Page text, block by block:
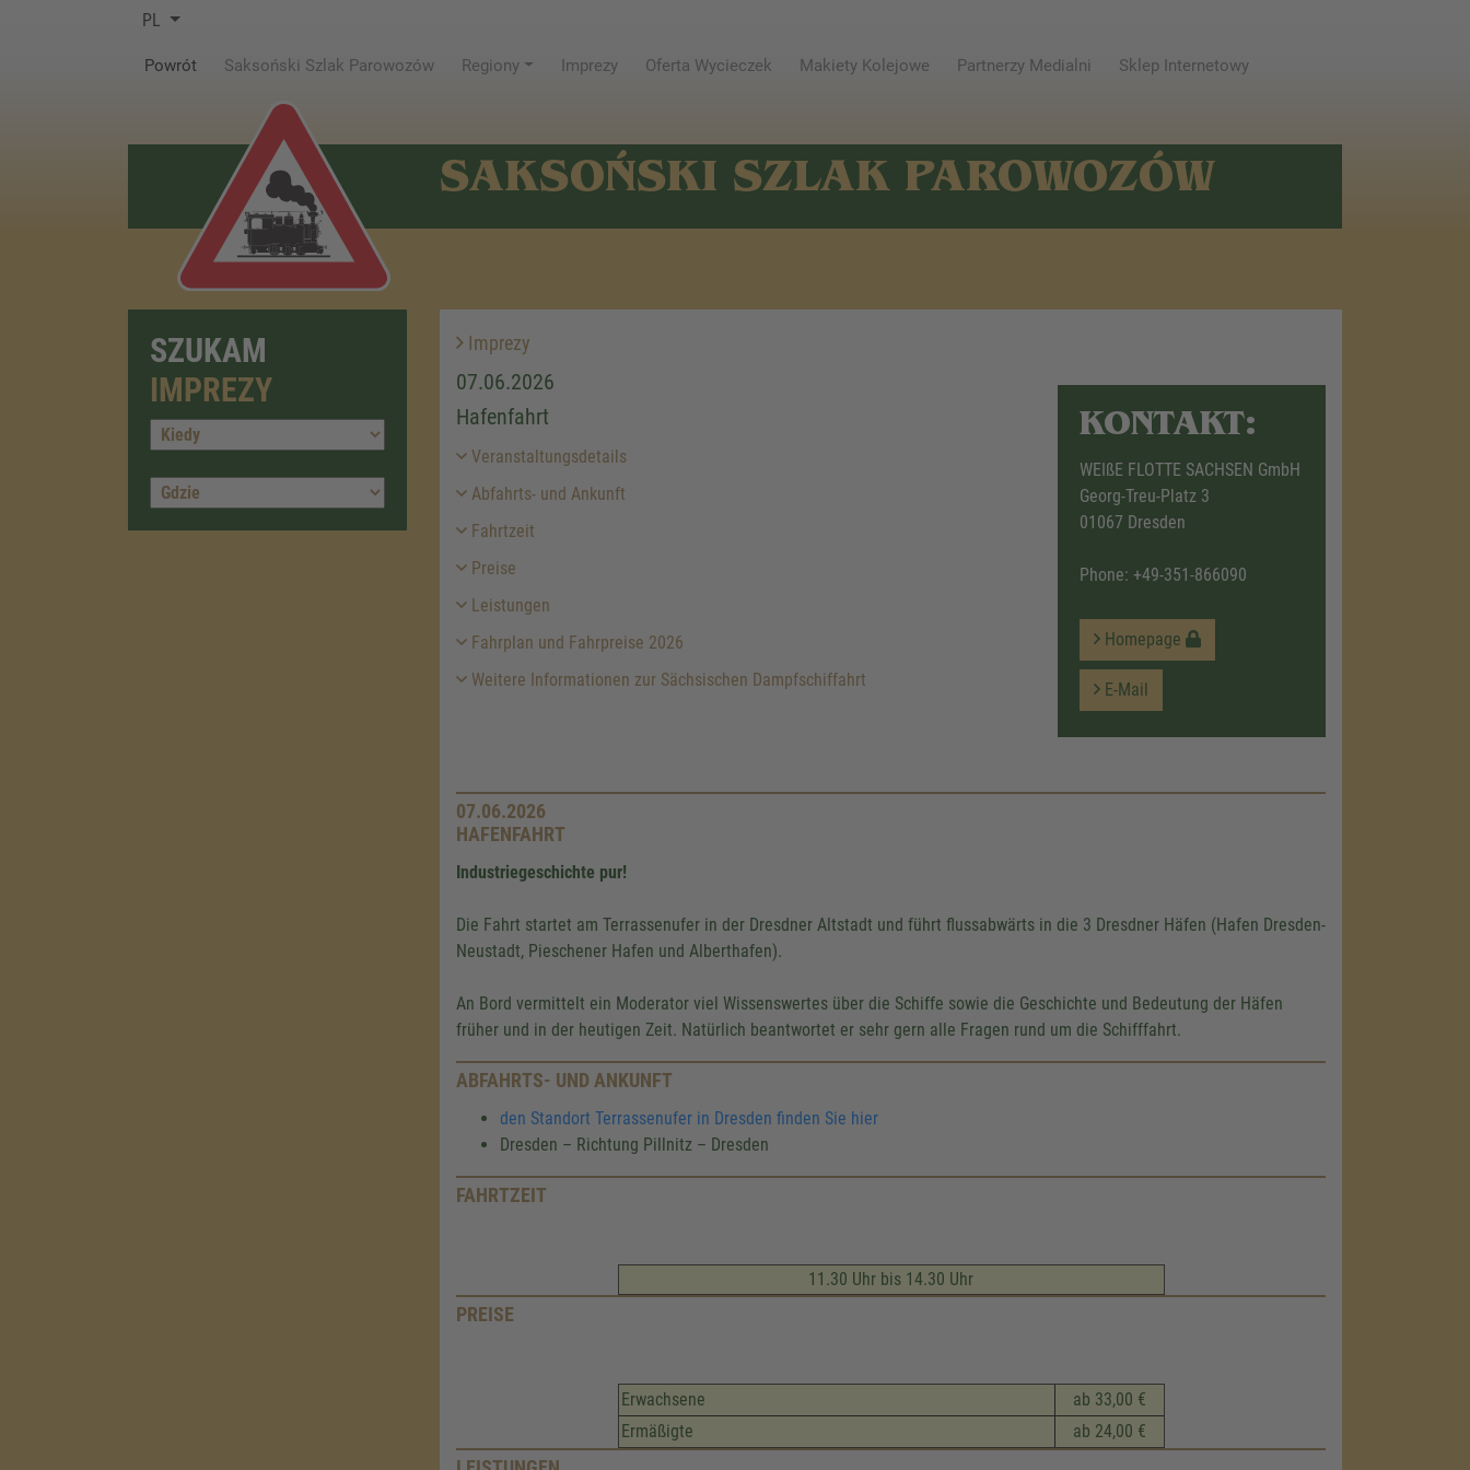
PL
Powrót (current)
Saksoński Szlak Parowozów Regiony Imprezy Oferta Wycieczek Makiety Kolejowe Partnerzy Medialni Sklep Internetowy
SAKSOŃSKI SZLAK PAROWOZÓW
SZUKAM
IMPREZY
Imprezy
07.06.2026
Hafenfahrt
Veranstaltungsdetails
Abfahrts- und Ankunft
Fahrtzeit
Preise
Leistungen
Fahrplan und Fahrpreise 2026
Weitere Informationen zur Sächsischen Dampfschiffahrt
KONTAKT:
WEIßE FLOTTE SACHSEN GmbH
Georg-Treu-Platz 3
01067 Dresden
Phone: +49-351-866090
Homepage
E-Mail
07.06.2026
HAFENFAHRT
Industriegeschichte pur!
Die Fahrt startet am Terrassenufer in der Dresdner Altstadt und führt flussabwärts in die 3 Dresdner Häfen (Hafen Dresden-
Neustadt, Pieschener Hafen und Alberthafen).
An Bord vermittelt ein Moderator viel Wissenswertes über die Schiffe sowie die Geschichte und Bedeutung der Häfen
früher und in der heutigen Zeit. Natürlich beantwortet er sehr gern alle Fragen rund um die Schifffahrt.
ABFAHRTS- UND ANKUNFT
den Standort Terrassenufer in Dresden finden Sie hier
Dresden – Richtung Pillnitz – Dresden
FAHRTZEIT
11.30 Uhr bis 14.30 Uhr
PREISE
Erwachsene
ab 33,00 €
Ermäßigte
ab 24,00 €